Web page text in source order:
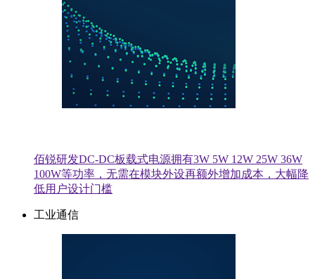
佰锐研发DC-DC板载式电源拥有3W 5W 12W 25W 36W
100W等功率，无需在模块外设再额外增加成本，大幅降
低用户设计门槛
工业通信